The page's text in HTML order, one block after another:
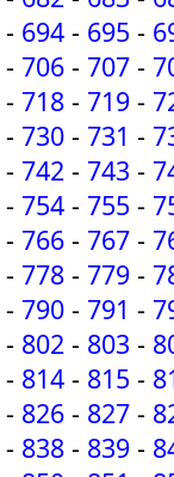
- 694 - 695 -
- 706 - 707 -
- 718 - 719 -
- 730 - 731 -
- 742 - 743 -
- 754 - 755 -
- 766 - 767 -
- 778 - 779 -
- 790 - 791 -
- 802 - 803 -
- 814 - 815 -
- 826 - 827 -
- 838 - 839 -